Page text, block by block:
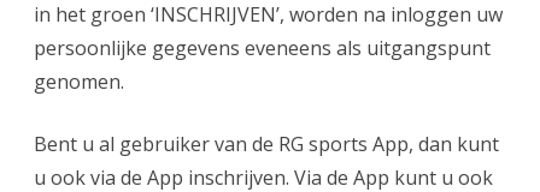
in het groen ‘INSCHRIJVEN’, worden na inloggen uw
persoonlijke gegevens eveneens als uitgangspunt
genomen.
Bent u al gebruiker van de RG sports App, dan kunt
u ook via de App inschrijven. Via de App kunt u ook